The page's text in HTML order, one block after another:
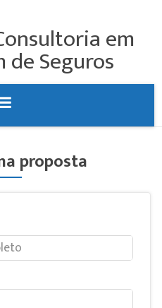
em
Seguros
proposta